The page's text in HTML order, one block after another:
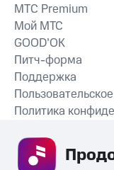
MTС Premium
Мой МТС
GOOD’OK
Питч-форма
Поддержка
Политика